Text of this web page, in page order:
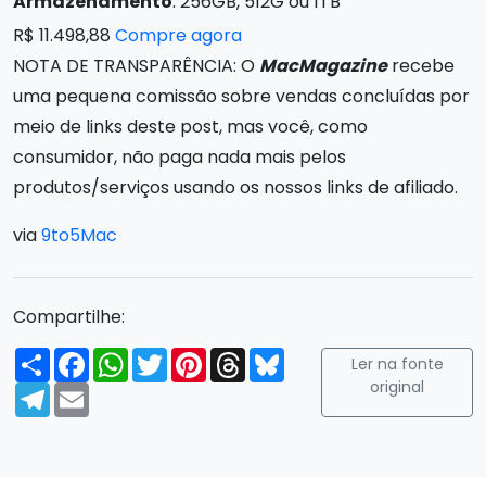
R$ 11.498,88 Compre agora
NOTA DE TRANSPARÊNCIA: O MacMagazinerecebe
uma pequena comissão sobre vendas concluídas por
meio de links deste post, mas você, como
consumidor, não paga nada mais pelos
produtos/serviços usando os nossos links de afiliado.
via9to5Mac
Compartilhe:
Compartilhar
FacebookWhatsApp
TwitterPinterest
ThreadsBluesky
Telegram
Email
Ler na fonte
original